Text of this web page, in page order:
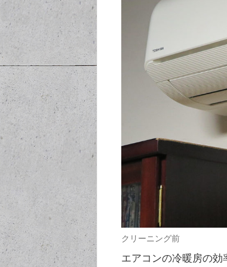
クリーニング前
エアコンの冷暖房の